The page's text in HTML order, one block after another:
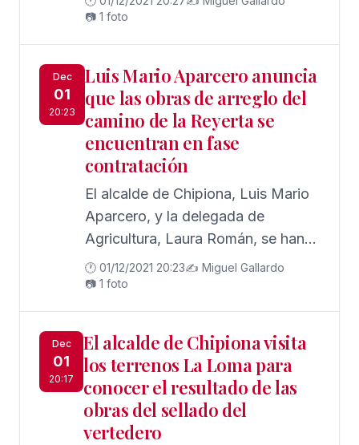
Centro Comercial Abierto te
📷 1 foto
Dec
01
20:23
Luis Mario Aparcero anuncia
que las obras de arreglo del
camino de la Reyerta se
encuentran en fase
contratación
El alcalde de Chipiona, Luis Mario
Aparcero, y la delegada de
Agricultura, Laura Román, se han
trasladado hoy hasta el camino de
la Reyerta para comunicar que el
🕐 01/12/2021 20:23✍️ Miguel Gallardo
📷 1 foto
Dec
01
20:17
El alcalde de Chipiona visita
los terrenos La Loma para
conocer el resultado de las
obras del sellado del
vertedero